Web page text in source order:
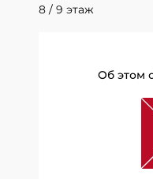
8 / 9 этаж
Об этом